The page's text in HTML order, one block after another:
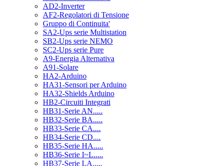
AD2-Inverter
AF2-Regolatori di Tensione
Gruppo di Continuita'
SA2-Ups serie Multistation
SB2-Ups serie NEMO
SC2-Ups serie Pure
A9-Energia Alternativa
A91-Solare
HA2-Arduino
HA31-Sensori per Arduino
HA32-Shields Arduino
HB2-Circuiti Integrati
HB31-Serie AN.....
HB32-Serie BA.....
HB33-Serie CA....
HB34-Serie CD....
HB35-Serie HA.....
HB36-Serie I~L.....
HB37-Serie LA.....